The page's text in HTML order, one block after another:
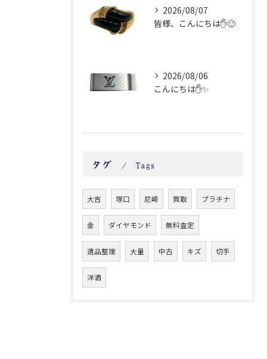
2026/08/07
皆様、こんにちは✋🙂
2026/08/06
こんにちは✋✨
タグ Tags
大吉 塚口 尼崎 買取 プラチナ
金 ダイヤモンド 無料査定
遺品整理 大量 中古 キズ 切手
洋酒